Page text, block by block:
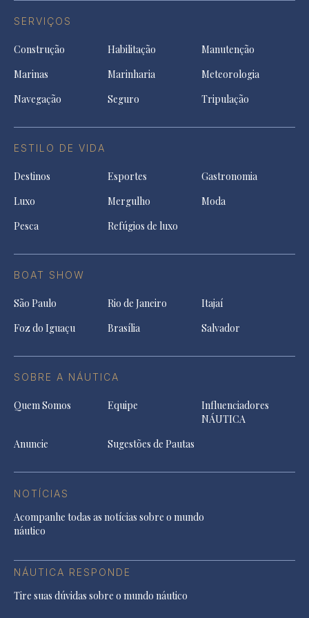
SERVIÇOS
Construção Habilitação
Manutenção
Marinas
Marinharia
Meteorologia
Navegação
Seguro Tripulação
ESTILO DE VIDA
Destinos Esportes
Gastronomia
Luxo
Mergulho
Moda
Pesca
Refúgios de luxo
BOAT SHOW
São Paulo Rio de Janeiro
Itajaí
Foz do Iguaçu
Brasília Salvador
SOBRE A NÁUTICA
Quem Somos Equipe
Influenciadores
NÁUTICA
Anuncie
Sugestões de Pautas
NOTÍCIAS
Acompanhe todas as notícias sobre o mundo
náutico
NÁUTICA RESPONDE
Tire suas dúvidas sobre o mundo náutico